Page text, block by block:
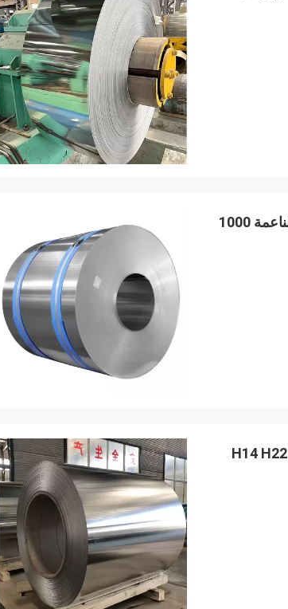
M.Boroomandi
في تعاوننا على مدى السنوات العشر الماضية ،
حققنا الفوز.
المصنع المهني h24 h14 h16 h18 h22 1050 1060 1100 لفة الألومنيوم الناعمة 1000
بيع مباشر من المصنع طوب الألومنيوم 1060 H24 ورقة معدنية لفة 3003 H14 H22